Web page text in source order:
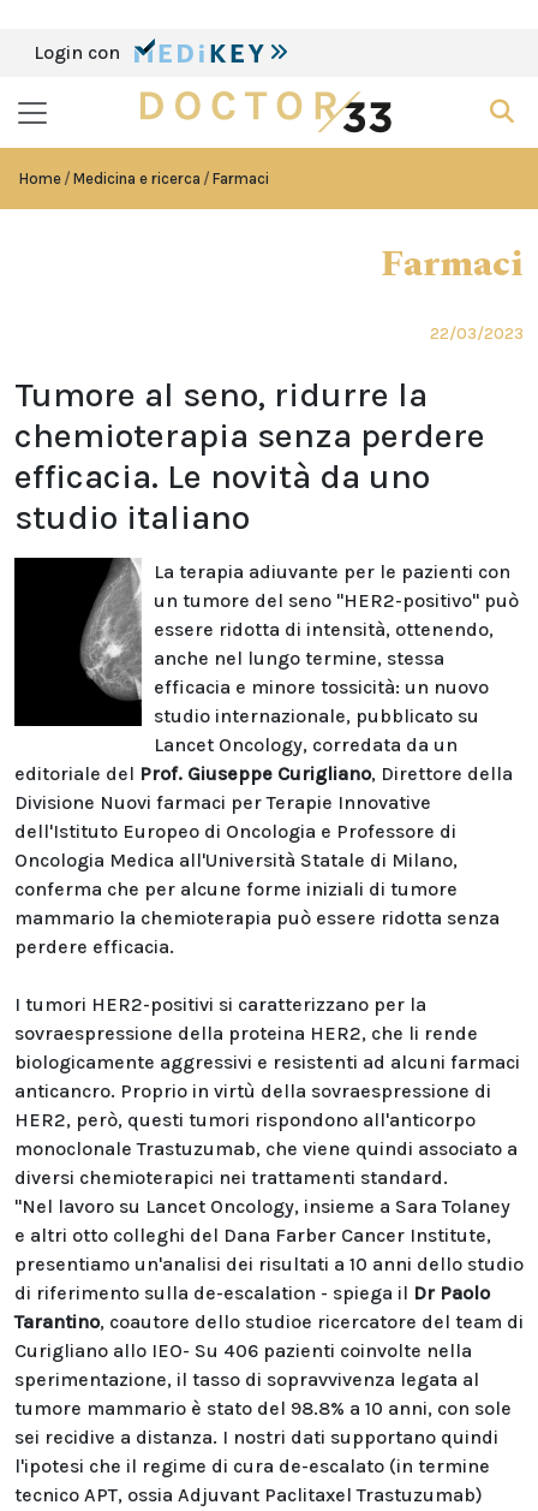
Login con
Home Medicina e ricerca Farmaci
Farmaci
22/03/2023
Tumore al seno, ridurre la
chemioterapia senza perdere
efficacia. Le novità da uno
studio italiano
La terapia adiuvante per le pazienti con
un tumore del seno "HER2-positivo" può
essere ridotta di intensità, ottenendo,
anche nel lungo termine, stessa
efficacia e minore tossicità: un nuovo
studio internazionale, pubblicato su
Lancet Oncology, corredata da un
editoriale del Prof. Giuseppe Curigliano, Direttore della
Divisione Nuovi farmaci per Terapie Innovative
dell'Istituto Europeo di Oncologia e Professore di
Oncologia Medica all'Università Statale di Milano,
conferma che per alcune forme iniziali di tumore
mammario la chemioterapia può essere ridotta senza
perdere efficacia.
I tumori HER2-positivi si caratterizzano per la
sovraespressione della proteina HER2, che li rende
biologicamente aggressivi e resistenti ad alcuni farmaci
anticancro. Proprio in virtù della sovraespressione di
HER2, però, questi tumori rispondono all'anticorpo
monoclonale Trastuzumab, che viene quindi associato a
diversi chemioterapici nei trattamenti standard.
"Nel lavoro su Lancet Oncology, insieme a Sara Tolaney
e altri otto colleghi del Dana Farber Cancer Institute,
presentiamo un'analisi dei risultati a 10 anni dello studio
di riferimento sulla de-escalation - spiega il Dr Paolo
Tarantino, coautore dello studioe ricercatore del team di
Curigliano allo IEO- Su 406 pazienti coinvolte nella
sperimentazione, il tasso di sopravvivenza legata al
tumore mammario è stato del 98.8% a 10 anni, con sole
sei recidive a distanza. I nostri dati supportano quindi
l'ipotesi che il regime di cura de-escalato (in termine
tecnico APT, ossia Adjuvant Paclitaxel Trastuzumab)